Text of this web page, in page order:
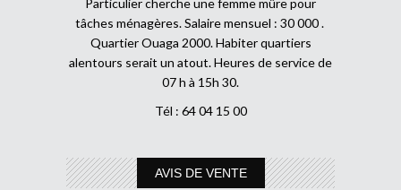
tâches ménagères. Salaire mensuel : 30 000 .
Quartier Ouaga 2000. Habiter quartiers
alentours serait un atout. Heures de service de
07 h à 15h 30.
Tél : 64 04 15 00
AVIS DE VENTE